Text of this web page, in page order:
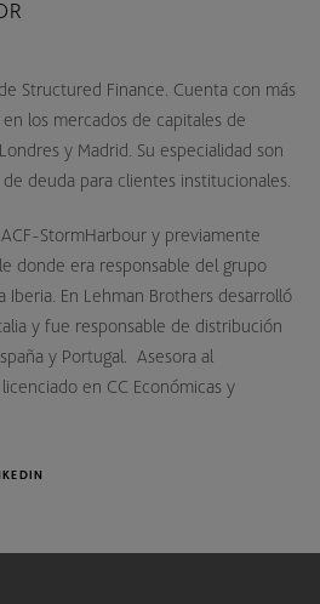
Structured Finance. Cuenta con más
los mercados de capitales de
y Madrid. Su especialidad son
deuda para clientes institucionales.
StormHarbour y previamente
donde era responsable del grupo
Iberia. En Lehman Brothers desarrolló
y fue responsable de distribución
y Portugal. Asesora al
en CC Económicas y